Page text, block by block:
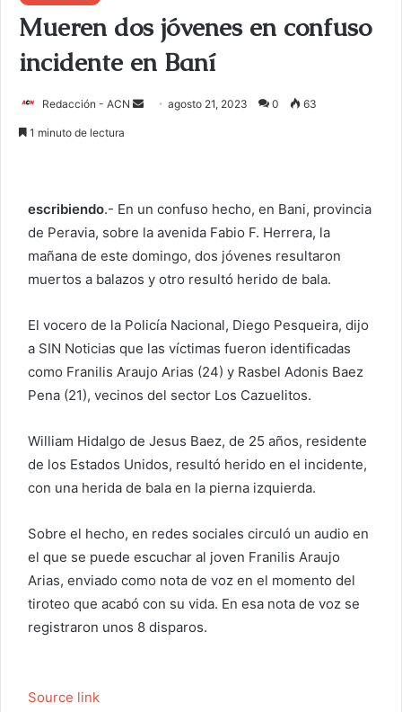
Mueren dos jóvenes en confuso
incidente en Baní
Redacción - ACN
r
u
n
c
r
e
c
t
ó
n
i
c
o
agosto 21, 2023 0 63
1 minuto de lectura
escribiendo.- En un confuso hecho, en Bani, provincia
de Peravia, sobre la avenida Fabio F. Herrera, la
mañana de este domingo, dos jóvenes resultaron
muertos a balazos y otro resultó herido de bala.
El vocero de la Policía Nacional, Diego Pesqueira, dijo
a SIN Noticias que las víctimas fueron identificadas
como Franilis Araujo Arias (24) y Rasbel Adonis Baez
Pena (21), vecinos del sector Los Cazuelitos.
William Hidalgo de Jesus Baez, de 25 años, residente
de los Estados Unidos, resultó herido en el incidente,
con una herida de bala en la pierna izquierda.
Sobre el hecho, en redes sociales circuló un audio en
el que se puede escuchar al joven Franilis Araujo
Arias, enviado como nota de voz en el momento del
tiroteo que acabó con su vida. En esa nota de voz se
registraron unos 8 disparos.
Source link